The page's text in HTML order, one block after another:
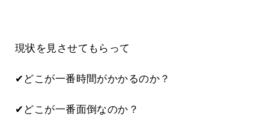
現状を見させてもらって
✔どこが一番時間がかかるのか？
✔どこが一番面倒なのか？